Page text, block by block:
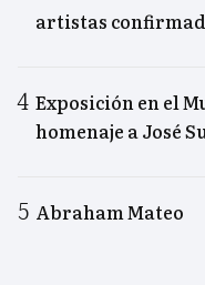
artistas
Exposición en el
homenaje a José
Abraham Mateo